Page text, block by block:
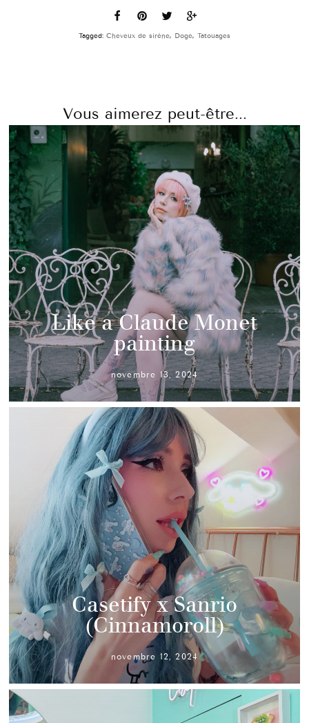
Tagged: Cheveux de sirène, Doge, Tatouages
Vous aimerez peut-être...
Like a Claude Monet
painting
novembre 13, 2024
Casetify x Sanrio
(Cinnamoroll)
novembre 12, 2024